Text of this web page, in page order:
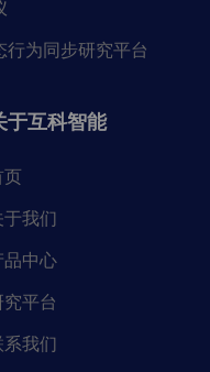
行为同步研究平台
于互科智能
页
于我们
品中心
平台
系我们